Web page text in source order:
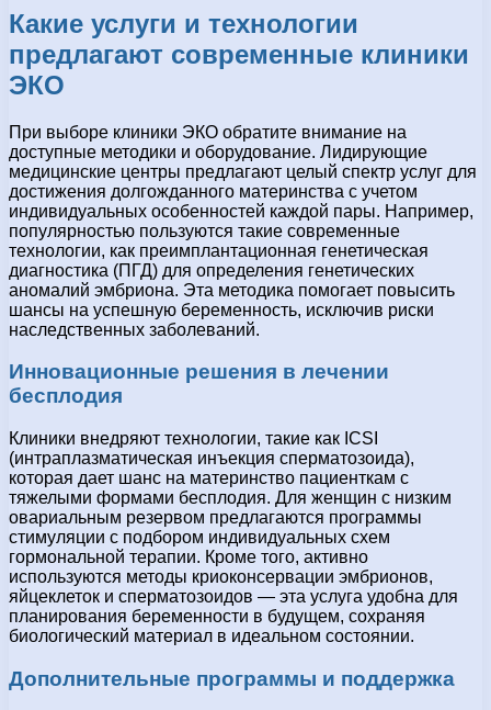
Какие услуги и технологии
предлагают современные клиники
ЭКО
При выборе клиники ЭКО обратите внимание на
доступные методики и оборудование. Лидирующие
медицинские центры предлагают целый спектр услуг для
достижения долгожданного материнства с учетом
индивидуальных особенностей каждой пары. Например,
популярностью пользуются такие современные
технологии, как преимплантационная генетическая
диагностика (ПГД) для определения генетических
аномалий эмбриона. Эта методика помогает повысить
шансы на успешную беременность, исключив риски
наследственных заболеваний.
Инновационные решения в лечении
бесплодия
Клиники внедряют технологии, такие как ICSI
(интраплазматическая инъекция сперматозоида),
которая дает шанс на материнство пациенткам с
тяжелыми формами бесплодия. Для женщин с низким
овариальным резервом предлагаются программы
стимуляции с подбором индивидуальных схем
гормональной терапии. Кроме того, активно
используются методы криоконсервации эмбрионов,
яйцеклеток и сперматозоидов — эта услуга удобна для
планирования беременности в будущем, сохраняя
биологический материал в идеальном состоянии.
Дополнительные программы и поддержка